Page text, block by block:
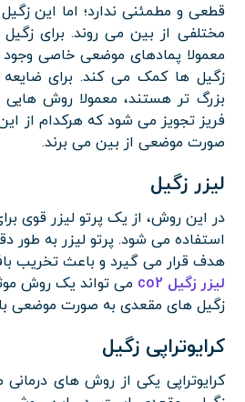
قطعی و مطمئنی ندارد؛ اما این
مختلفی از بین می روند. برای
معمولا پمادهای موضعی خاصی وجود
زگیل ها کمک می کند. برای
بزرگ تر هستند، معمولا روش هایی
فریز تجویز می شود که هرکدام از
صورت موضعی از بین می برند.
لیزر زگیل
در این روش، از یک پرتو لیزر قوی
استفاده می شود. پرتو لیزر به طور
هدف قرار می گیرد و باعث تخریب
لیزر زگیل co2
می تواند یک روش
زگیل های مقعدی به صورت موضعی
کرایوتراپی زگیل
کرایوتراپی یکی از روش های درمانی